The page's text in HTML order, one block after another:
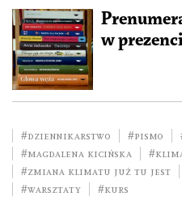
w
#dziennikarstwo #Pismo
#Magdalena Kicińska
#zmiana klimatu już tu jest
#Warsztaty
#Kurs